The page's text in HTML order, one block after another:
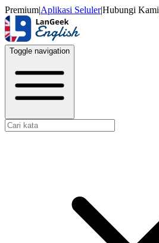
Premium|Aplikasi Seluler|Hubungi Kami
Toggle navigation